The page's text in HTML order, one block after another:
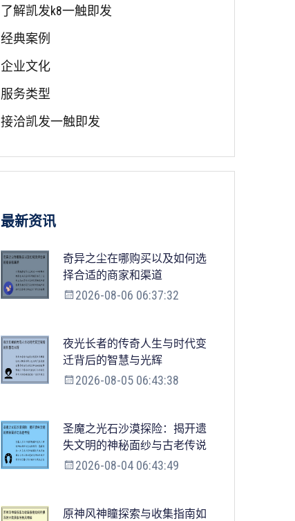
了解凯发k8一触即发
经典案例
企业文化
服务类型
接洽凯发一触即发
最新资讯
奇异之尘在哪购买以及如何选
择合适的商家和渠道
2026-08-06 06:37:32
夜光长者的传奇人生与时代变
迁背后的智慧与光辉
2026-08-05 06:43:38
圣魔之光石沙漠探险：揭开遗
失文明的神秘面纱与古老传说
2026-08-04 06:43:49
原神风神瞳探索与收集指南如